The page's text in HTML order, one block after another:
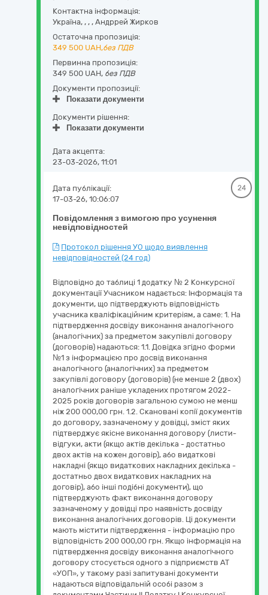
Контактна інформація:
Україна, , , , Андррей Жирков
Остаточна пропозиція:
349 500 UAH,без ПДВ
Первинна пропозиція:
349 500 UAH, без ПДВ
Документи пропозиції:
Показати документи
Документи рішення:
Показати документи
Дата акцепта:
23-03-2026, 11:01
Повідомлення з вимогою про усунення
невідповідностей
Дата публікації:
17-03-26, 10:06:07
24
Протокол рішення УО щодо виявлення
невідповідностей (24 год)
Відповідно до таблиці 1 додатку № 2 Конкурсної
документації Учасником надається: Інформація та
документи, що підтверджують відповідність
учасника кваліфікаційним критеріям, а саме: 1. На
підтвердження досвіду виконання аналогічного
(аналогічних) за предметом закупівлі договору
(договорів) надаються: 1.1. Довідка згідно форми
№1 з інформацією про досвід виконання
аналогічного (аналогічних) за предметом
закупівлі договору (договорів) (не менше 2 (двох)
аналогічних раніше укладених протягом 2022-
2025 років договорів загальною сумою не менш
ніж 200 000,00 грн. 1.2. Скановані копії документів
до договору, зазначеному у довідці, зміст яких
підтверджує якісне виконання договору (листи-
відгуки, акти (якщо актів декілька - достатньо
двох актів на кожен договір), або видаткові
накладні (якщо видаткових накладних декілька -
достатньо двох видаткових накладних на
договір), або інші подібні документи), що
підтверджують факт виконання договору
зазначеному у довідці про наявність досвіду
виконання аналогічних договорів. Ці документи
мають містити підтвердження - інформацію про
відповідність 200 000,00 грн. Якщо інформація на
підтвердження досвіду виконання аналогічного
договору стосується одного з підприємств АТ
«УОП», у такому разі запитувані документи
надаються відповідальній особі разом з